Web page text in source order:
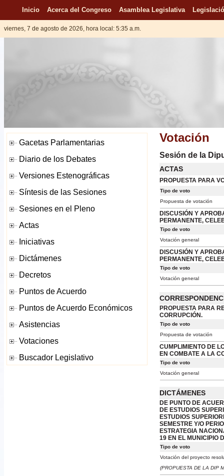
Inicio Acerca del Congreso Asamblea Legislativa
viernes, 7 de agosto de 2026, hora local: 5:35 a.m.
Votación
Sesión de la
ACTAS
PROPUESTA PARA
Tipo de voto
Propuesta de votación
DISCUSIÓN Y
PERMANENTE,
Tipo de voto
Votación general
DISCUSIÓN Y
PERMANENTE,
Tipo de voto
Votación general
PROPUESTA PARA
CORRUPCIÓN.
Tipo de voto
Propuesta de votación
CUMPLIMIENTO DE
EN COMBATE A LA
Tipo de voto
Votación general
DICTÁMENES
DE PUNTO DE
DE ESTUDIOS
ESTUDIOS
SEMESTRE Y/O
ESTRATEGIA
19 EN EL MUNICIPIO
Tipo de voto
Votación del proyecto
(PROPUESTA DE LA DIP